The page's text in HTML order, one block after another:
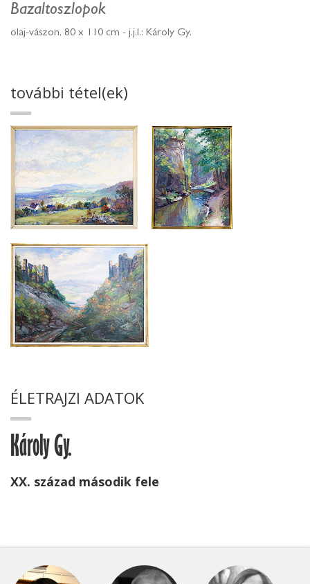
Bazaltoszlopok
olaj-vászon, 80 x 110 cm - j.j.l.: Károly Gy.
további tétel(ek)
ÉLETRAJZI ADATOK
Károly Gy.
XX. század második fele